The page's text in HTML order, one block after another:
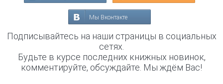
Мы Вконтакте
Подписывайтесь на наши страницы в социальных
сетях.
Будьте в курсе последних книжных новинок,
комментируйте, обсуждайте. Мы ждём Вас!